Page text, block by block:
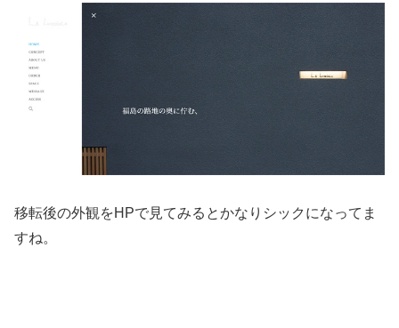
移転後の外観をHPで見てみるとかなりシックになってま
すね。